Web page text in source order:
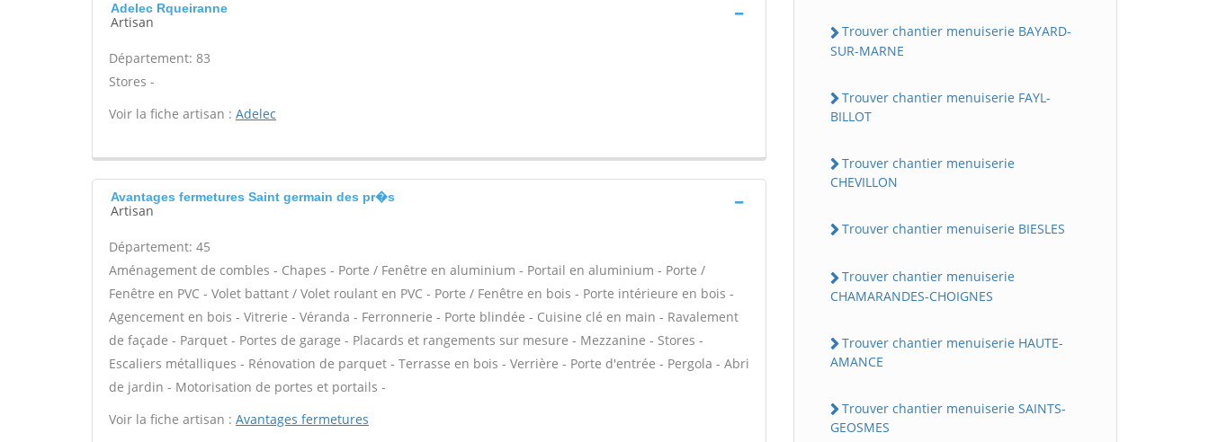
Adelec Rqueiranne
Artisan
Département: 83
Stores -
Voir la fiche artisan : Adelec
Avantages fermetures Saint germain des pr�s
Artisan
Département: 45
Aménagement de combles - Chapes - Porte / Fenêtre en aluminium - Portail en aluminium - Porte /
Fenêtre en PVC - Volet battant / Volet roulant en PVC - Porte / Fenêtre en bois - Porte intérieure en bois -
Agencement en bois - Vitrerie - Véranda - Ferronnerie - Porte blindée - Cuisine clé en main - Ravalement
de façade - Parquet - Portes de garage - Placards et rangements sur mesure - Mezzanine - Stores -
Escaliers métalliques - Rénovation de parquet - Terrasse en bois - Verrière - Porte d'entrée - Pergola - Abri
de jardin - Motorisation de portes et portails -
Voir la fiche artisan : Avantages fermetures
Trouver chantier menuiserie BAYARD-
SUR-MARNE
Trouver chantier menuiserie FAYL-
BILLOT
Trouver chantier menuiserie
CHEVILLON
Trouver chantier menuiserie BIESLES
Trouver chantier menuiserie
CHAMARANDES-CHOIGNES
Trouver chantier menuiserie HAUTE-
AMANCE
Trouver chantier menuiserie SAINTS-
GEOSMES